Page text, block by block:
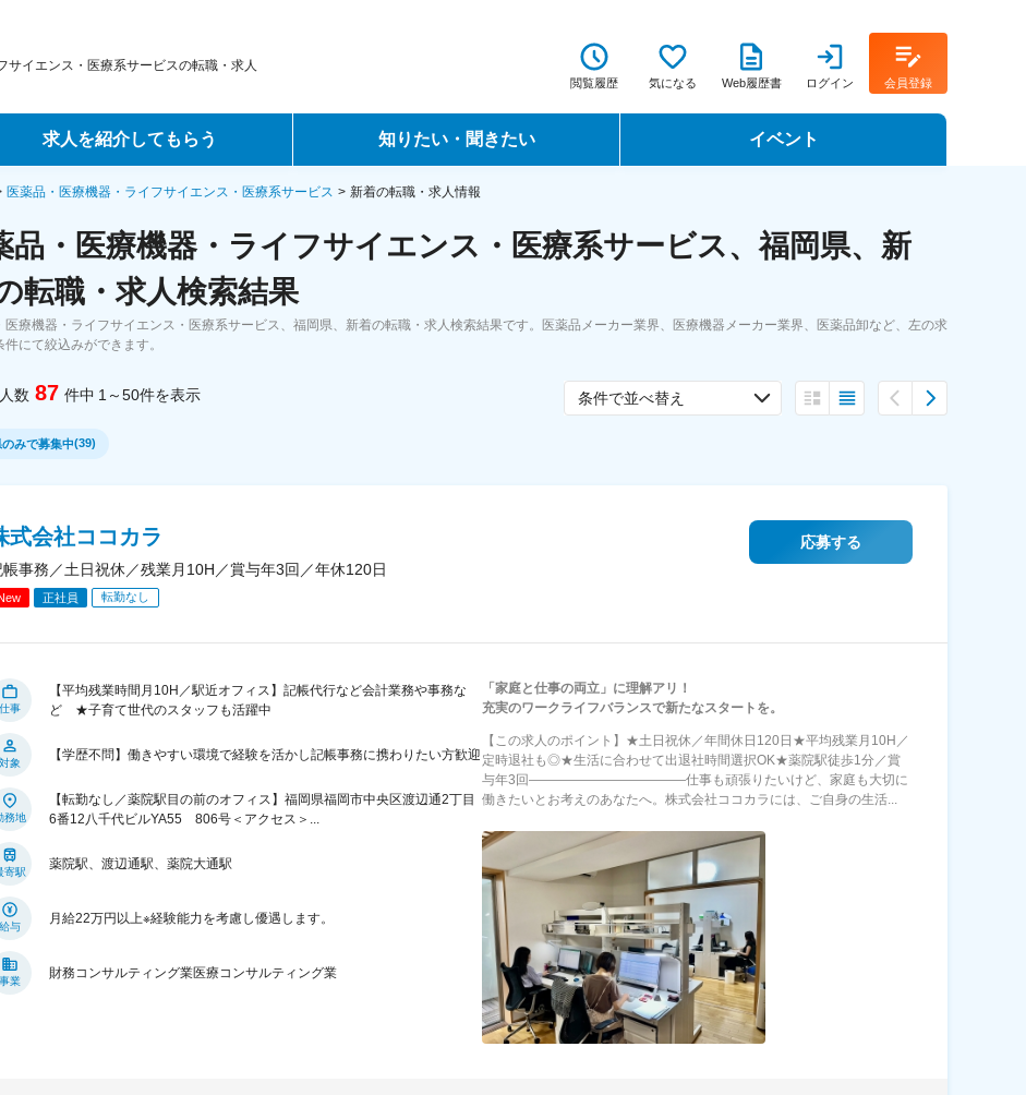
サイエンス・医療系サービスの転職・求人
閲覧履歴 気になる Web履歴書 ログイン 会員登録
求人を紹介してもらう
ージェントサービス
カウトサービス
ートナーエージェントサービス
知りたい・聞きたい
転職ノウハウ
データで見る転職
イベント
転職フェア
医薬品・医療機器・ライフサイエンス・医療系サービス 新着の転職・求人情報
品・医療機器・ライフサイエンス・医療系サービス、福岡県、新
転職・求人検索結果
医療機器・ライフサイエンス・医療系サービス、福岡県、新着の転職・求人検索結果です。医薬品メーカー業界、医療機器メーカー業界、医薬品卸など、左の求
件にて絞込みができます。
数 87 件中 1～50件を表示 条件で並べ替え
みで募集中(39)
式会社ココカラ
帳事務／土日祝休／残業月10H／賞与年3回／年休120日
正社員 転勤なし
応募する
仕事
【平均残業時間月10H／駅近オフィス】記帳代行など会計業務や事務な
ど ★子育て世代のスタッフも活躍中
対象
【学歴不問】働きやすい環境で経験を活かし記帳事務に携わりたい方歓迎
務地
【転勤なし／薬院駅目の前のオフィス】福岡県福岡市中央区渡辺通2丁目
6番12八千代ビルYA55 806号＜アクセス＞...
寄駅
薬院駅、渡辺通駅、薬院大通駅
給与
月給22万円以上※経験能力を考慮し優遇します。
事業
財務コンサルティング業医療コンサルティング業
「家庭と仕事の両立」に理解アリ！
充実のワークライフバランスで新たなスタートを。
【この求人のポイント】★土日祝休／年間休日120日★平均残業月10H／
定時退社も◎★生活に合わせて出退社時間選択OK★薬院駅徒歩1分／賞
与年3回――――――――――――仕事も頑張りたいけど、家庭も大切に
働きたいとお考えのあなたへ。株式会社ココカラには、ご自身の生活...